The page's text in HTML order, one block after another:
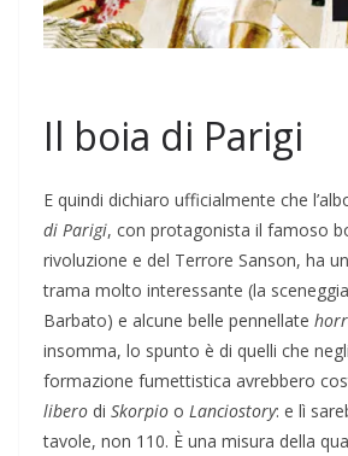
Il boia di Parigi
E quindi dichiaro ufficialmente che
di Parigi, con protagonista il famoso
rivoluzione e del Terrore Sanson, ha
trama molto interessante (la
Barbato) e alcune belle pennellate
insomma, lo spunto è di quelli che
formazione fumettistica avrebbero
libero di Skorpio o Lanciostory: e lì
tavole, non 110. È una misura della